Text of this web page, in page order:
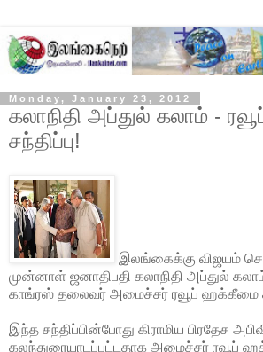
Monday, January 23, 2012
கலாநிதி அப்துல் கலாம் -
சந்திப்பு!
இலங்கைக்கு விஜயம்
முன்னாள் ஜனாதிபதி கலாநிதி அப்துல்
காங்ரஸ் தலைவர் அமைச்சர் ரவூப் ஹக்கீமை
இந்த சந்திப்பின்போது கிராமிய பிரதேச
கலந்துரையாடப்பட்டதாக அமைச்சர் ரவூப்